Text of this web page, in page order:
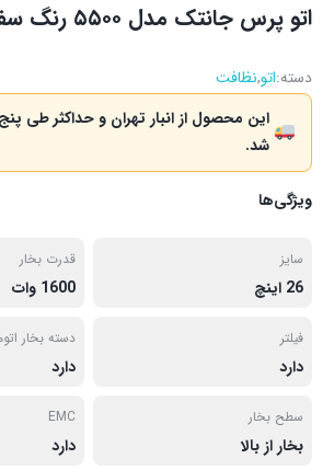
اتو پرس جانتک مدل ۵۵۰۰ رنگ سفید
دسته:اتو,نظافت
این محصول از انبار تهران و حداکثر طی
شد.
ویژگی‌ها
سایز
26 اینچ
قدرت بخار
1600 وات
فیلتر
دارد
دسته بخار
دارد
سطح بخار
بخار از بالا
EMC
دارد